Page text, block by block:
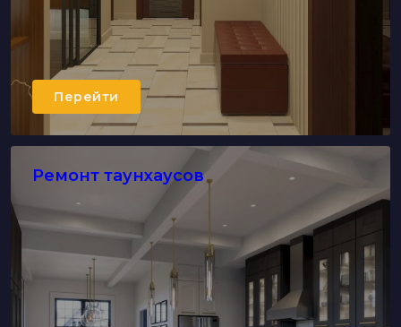
Перейти
Ремонт таунхаусов